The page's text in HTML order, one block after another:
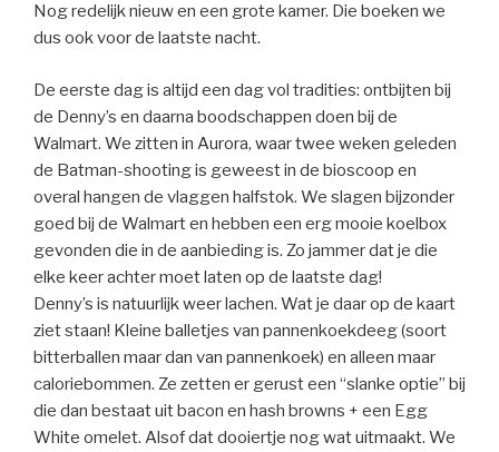
Nog redelijk nieuw en een grote kamer. Die boeken we
dus ook voor de laatste nacht.
De eerste dag is altijd een dag vol tradities: ontbijten bij
de Denny’s en daarna boodschappen doen bij de
Walmart. We zitten in Aurora, waar twee weken geleden
de Batman-shooting is geweest in de bioscoop en
overal hangen de vlaggen halfstok. We slagen bijzonder
goed bij de Walmart en hebben een erg mooie koelbox
gevonden die in de aanbieding is. Zo jammer dat je die
elke keer achter moet laten op de laatste dag!
Denny’s is natuurlijk weer lachen. Wat je daar op de kaart
ziet staan! Kleine balletjes van pannenkoekdeeg (soort
bitterballen maar dan van pannenkoek) en alleen maar
caloriebommen. Ze zetten er gerust een “slanke optie” bij
die dan bestaat uit bacon en hash browns + een Egg
White omelet. Alsof dat dooiertje nog wat uitmaakt. We